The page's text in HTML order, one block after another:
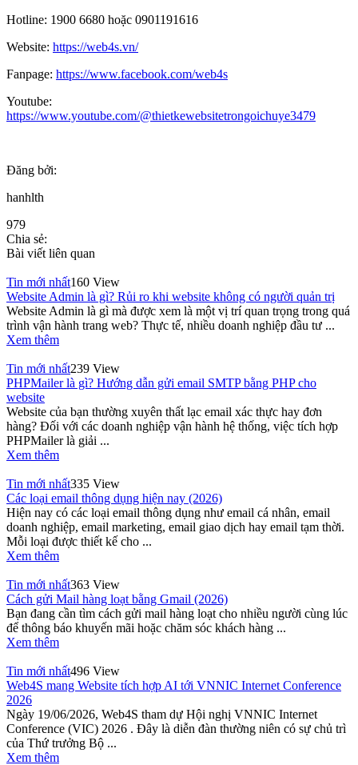
Hotline: 1900 6680 hoặc 0901191616
Website: https://web4s.vn/
Fanpage: https://www.facebook.com/web4s
Youtube:
https://www.youtube.com/@thietkewebsitetrongoichuye3479
Đăng bởi:
hanhlth
979
Chia sẻ:
Bài viết liên quan
Tin mới nhất160 View
Website Admin là gì? Rủi ro khi website không có người quản trị
Website Admin là gì mà được xem là một vị trí quan trọng trong quá
trình vận hành trang web? Thực tế, nhiều doanh nghiệp đầu tư ...
Xem thêm
Tin mới nhất239 View
PHPMailer là gì? Hướng dẫn gửi email SMTP bằng PHP cho
website
Website của bạn thường xuyên thất lạc email xác thực hay đơn
hàng? Đối với các doanh nghiệp vận hành hệ thống, việc tích hợp
PHPMailer là giải ...
Xem thêm
Tin mới nhất335 View
Các loại email thông dụng hiện nay (2026)
Hiện nay có các loại email thông dụng như email cá nhân, email
doanh nghiệp, email marketing, email giao dịch hay email tạm thời.
Mỗi loại được thiết kế cho ...
Xem thêm
Tin mới nhất363 View
Cách gửi Mail hàng loạt bằng Gmail (2026)
Bạn đang cần tìm cách gửi mail hàng loạt cho nhiều người cùng lúc
để thông báo khuyến mãi hoặc chăm sóc khách hàng ...
Xem thêm
Tin mới nhất496 View
Web4S mang Website tích hợp AI tới VNNIC Internet Conference
2026
Ngày 19/06/2026, Web4S tham dự Hội nghị VNNIC Internet
Conference (VIC) 2026 . Đây là diễn đàn thường niên có sự chủ trì
của Thứ trưởng Bộ ...
Xem thêm